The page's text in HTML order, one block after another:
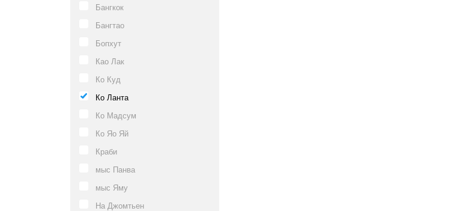
Бангкок
Бангтао
Бопхут
Као Лак
Ко Куд
Ко Ланта
Ко Мадсум
Ко Яо Яй
Краби
мыс Панва
мыс Яму
На Джомтьен